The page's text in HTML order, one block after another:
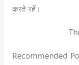
करते रहें।
Recommended